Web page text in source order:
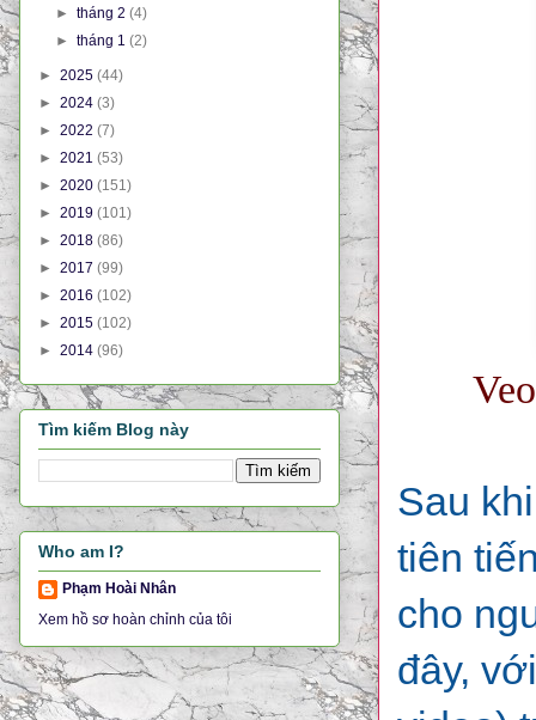
Sau
tiên
cho
đây,
►tháng 2(4)
►tháng 1(2)
► 2025 (44)
► 2024 (3)
► 2022 (7)
► 2021 (53)
► 2020 (151)
► 2019 (101)
► 2018 (86)
► 2017 (99)
► 2016 (102)
► 2015 (102)
► 2014 (96)
Tìm kiếm Blog này
Who am I?
Phạm Hoài Nhân
Xem hồ sơ hoàn chỉnh của tôi